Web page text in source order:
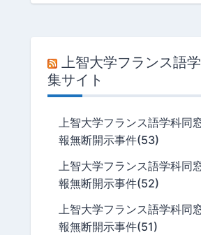
上智大学フランス語
集サイト
上智大学フランス語学科同
報無断開示事件(53)
上智大学フランス語学科同
報無断開示事件(52)
上智大学フランス語学科同
報無断開示事件(51)